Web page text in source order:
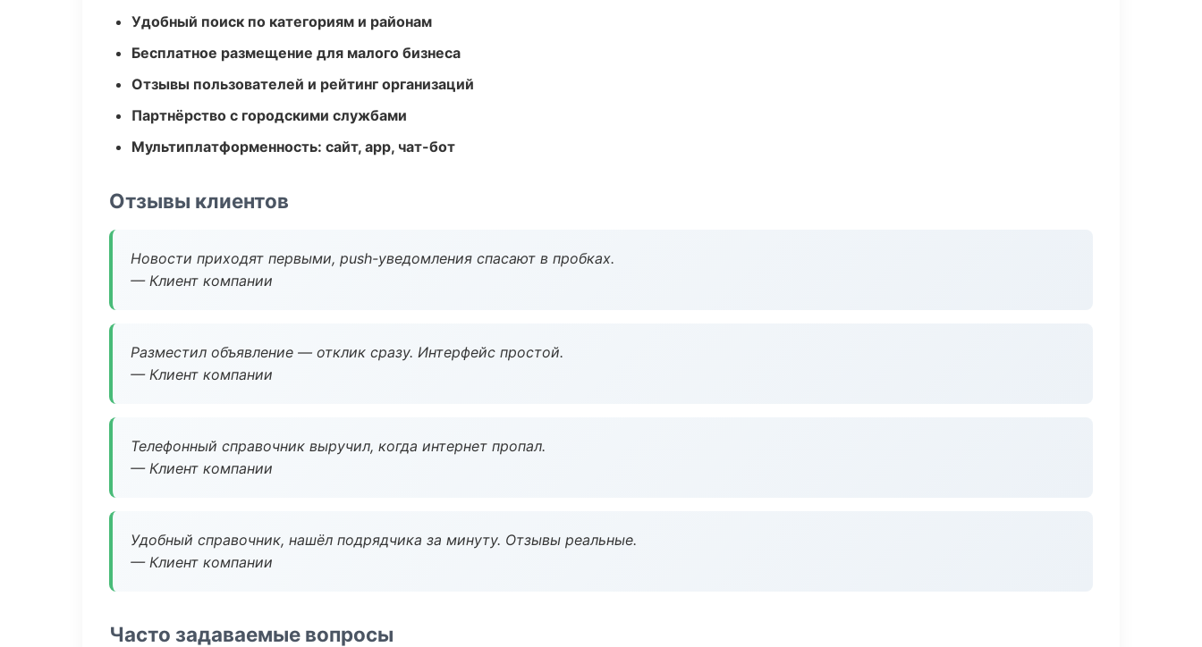
Удобный поиск по категориям и районам
Бесплатное размещение для малого бизнеса
Отзывы пользователей и рейтинг организаций
Партнёрство с городскими службами
Мультиплатформенность: сайт, app, чат-бот
Отзывы клиентов
Новости приходят первыми, push-уведомления спасают в пробках.
— Клиент компании
Разместил объявление — отклик сразу. Интерфейс простой.
— Клиент компании
Телефонный справочник выручил, когда интернет пропал.
— Клиент компании
Удобный справочник, нашёл подрядчика за минуту. Отзывы реальные.
— Клиент компании
Часто задаваемые вопросы